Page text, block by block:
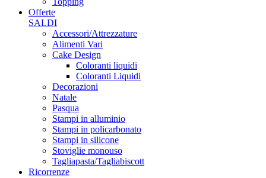
Offerte
SALDI
Accessori/Attrezzature
Alimenti Vari
Cake Design
Coloranti liquidi
Coloranti Liquidi
Decorazioni
Natale
Pasqua
Stampi in alluminio
Stampi in policarbonato
Stampi in silicone
Stoviglie monouso
Tagliapasta/Tagliabiscott
Ricorrenze